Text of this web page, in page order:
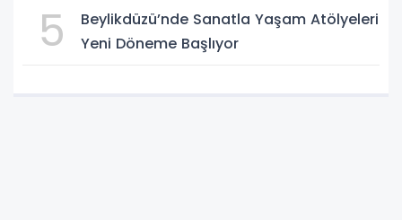
5
Beylikdüzü’nde Sanatla Yaşam Atölyeleri
Yeni Döneme Başlıyor